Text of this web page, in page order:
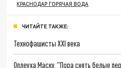
КРАСНОДАР ГОРЯЧАЯ ВОДА
ЧИТАЙТЕ ТАКЖЕ:
Технофашисты XXI века
Оплеуха Маску. "Пора снять белые